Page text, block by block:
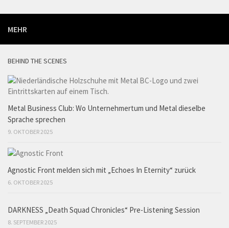
MEHR
BEHIND THE SCENES
Metal Business Club: Wo Unternehmertum und Metal dieselbe
Sprache sprechen
9. OKTOBER 2025
Agnostic Front melden sich mit „Echoes In Eternity“ zurück
6. OKTOBER 2025
DARKNESS „Death Squad Chronicles“ Pre-Listening Session
8. SEPTEMBER 2025